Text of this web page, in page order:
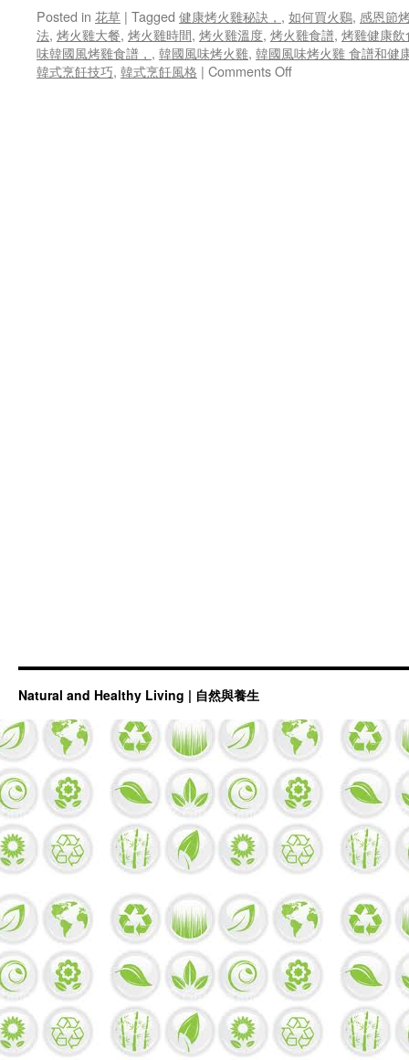
Posted in 花草 | Tagged 健康烤火雞秘訣， , 如何買火鷄, 感恩節
法, 烤火雞大餐, 烤火雞時間, 烤火雞溫度, 烤火雞食譜, 烤雞健康飲
味韓國風烤雞食譜， , 韓國風味烤火雞, 韓國風味烤火雞 食譜和健
韓式烹飪技巧, 韓式烹飪風格 | Comments Offon
Natural and Healthy Living | 自然與養生